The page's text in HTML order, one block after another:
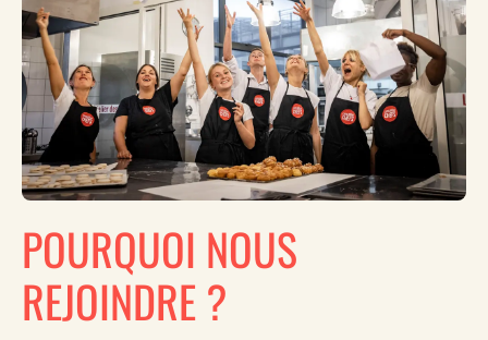
POURQUOI NOUS
REJOINDRE ?